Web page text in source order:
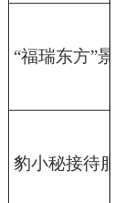
“福瑞东方”景
豹小秘接待服